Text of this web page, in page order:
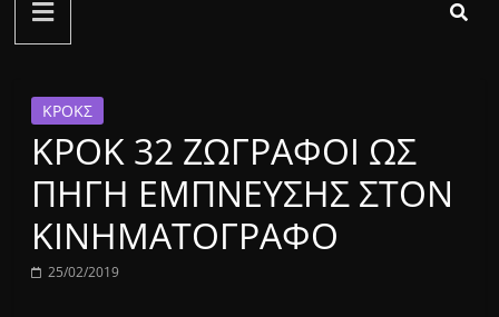
κοινωνικό
ραδιόφωνο
1431AM
ΚΡΟΚΣ
ΚΡΟΚ 32 ΖΩΓΡΑΦΟΙ ΩΣ
ΠΗΓΗ ΕΜΠΝΕΥΣΗΣ ΣΤΟΝ
ΚΙΝΗΜΑΤΟΓΡΑΦΟ
25/02/2019